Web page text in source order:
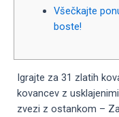
Všečkajte
boste!
Igrajte za 31 zlatih
kovancev z
zvezi z ostankom –